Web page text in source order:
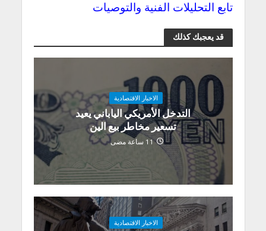
تابع التحليلات الفنية والتوصيات
قد يعجبك كذلك
الاخبار الاقتصادية
التدخل الأمريكي الياباني يعيد
تسعير مخاطر بيع الين
11 ساعة مضى
الاخبار الاقتصادية